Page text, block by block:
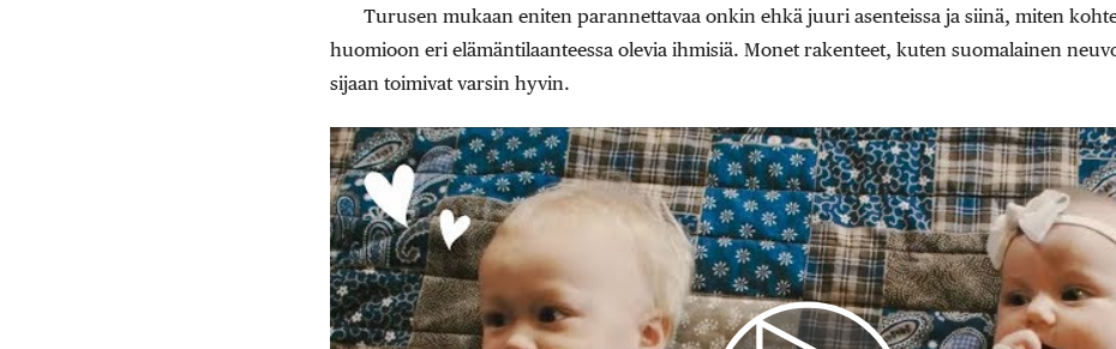
Turusen mukaan eniten parannettavaa onkin ehkä juuri asenteissa ja siinä, miten
huomioon eri elämäntilaanteessa olevia ihmisiä. Monet rakenteet, kuten suomalainen
sijaan toimivat varsin hyvin.